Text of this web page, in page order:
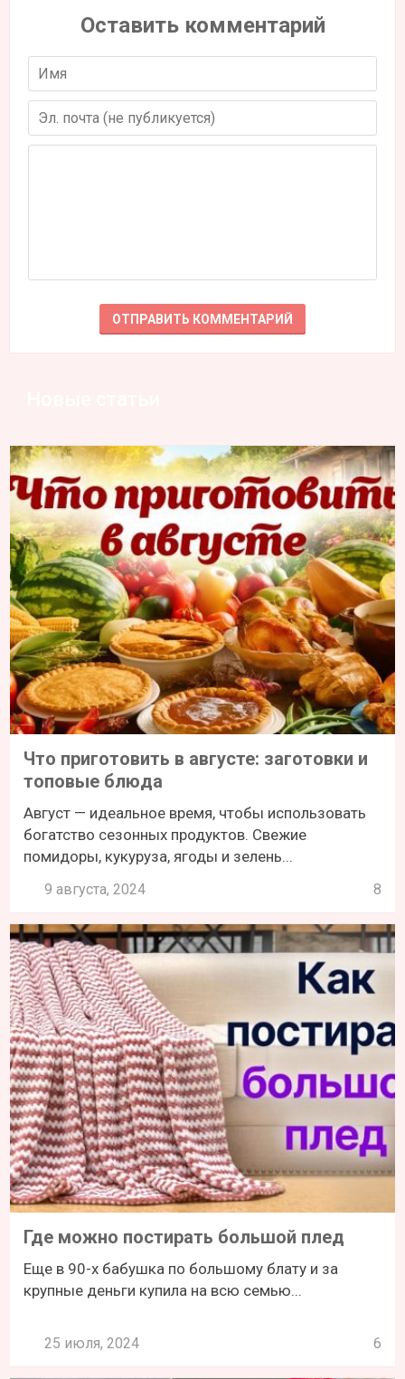
Оставить комментарий
Что приготовить в августе: заготовки и
топовые блюда
Август — идеальное время, чтобы использовать
богатство сезонных продуктов. Свежие
помидоры, кукуруза, ягоды и зелень...
9 августа, 2024 8
Где можно постирать большой плед
Еще в 90-х бабушка по большому блату и за
крупные деньги купила на всю семью...
25 июля, 2024 6